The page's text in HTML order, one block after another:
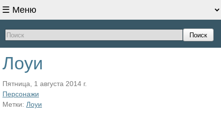
Поиск
Лоуи
Пятница, 1 августа 2014 г.
Персонажи
Метки: Лоуи